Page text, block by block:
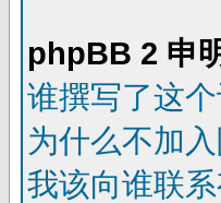
phpBB 2 申
谁撰写了这
为什么不加
我该向谁联